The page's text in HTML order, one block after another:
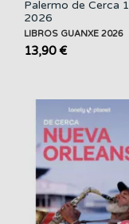
Palermo de Cerca 1
2026
LIBROS GUANXE 2026
13,90 €